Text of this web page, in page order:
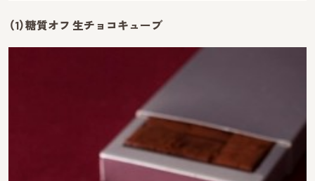
（1）糖質オフ 生チョコキューブ